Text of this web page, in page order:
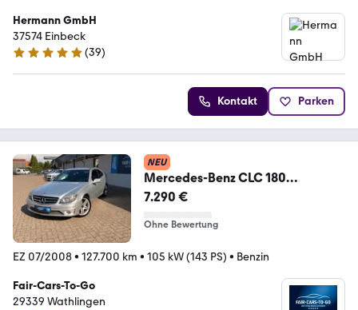
Hermann GmbH
37574 Einbeck
4.8 Sterne
(39)
Kontakt Parken
NEU
Mercedes-Benz CLC 180
Kompressor Autom., Klima,SH-
7.290 €
Ohne Bewertung
EZ 07/2008• 127.700 km • 105 kW (143 PS) • Benzin
Fair-Cars-To-Go
29339 Wathlingen